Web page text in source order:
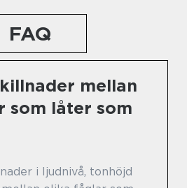
FAQ
mellan
som låter som
i ljudnivå, tonhöjd